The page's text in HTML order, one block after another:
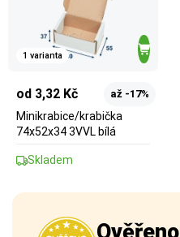
1 varianta
od 3,32 Kč až -17%
Minikrabice/krabička
74x52x34 3VVL bílá
Skladem